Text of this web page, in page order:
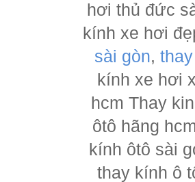
hơi thủ đức
kính xe hơi
sài gòn,
kính xe hơi
hcm Thay
ôtô hãng
kính ôtô sài
thay kính ô